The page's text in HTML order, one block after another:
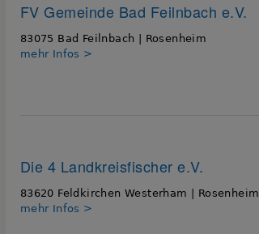
FV Gemeinde Bad Feilnbach e.V.
83075 Bad Feilnbach | Rosenheim
mehr Infos >
Die 4 Landkreisfischer e.V.
83620 Feldkirchen Westerham | Rosenheim
mehr Infos >